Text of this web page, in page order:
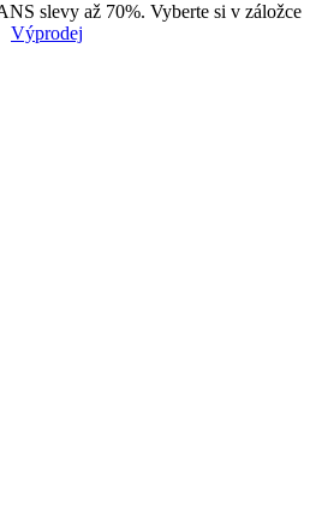
slevy až 70%. Vyberte si v záložce
Výprodej